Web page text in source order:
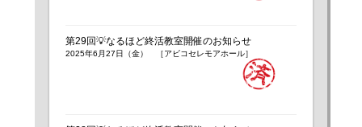
第29回💡なるほど終活教室開催のお知らせ
2025年6月27日（金） ［アビコセレモアホール］